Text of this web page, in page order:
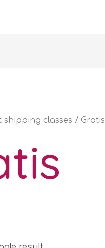
shipping classes / Gratis